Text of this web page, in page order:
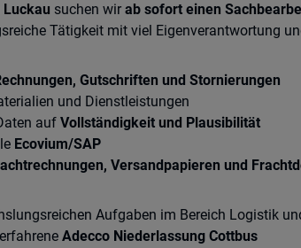
Luckau suchen wir ab sofort einen
Tätigkeit mit viel Eigenverantwortung
Gutschriften und Stornierungen
und Dienstleistungen
auf Vollständigkeit und Plausibilität
Ecovium/SAP
Versandpapieren und
Aufgaben im Bereich Logistik
Adecco Niederlassung Cottbus